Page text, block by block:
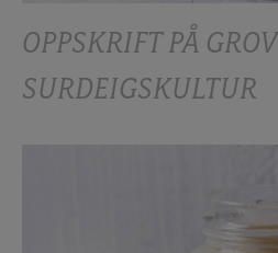
OPPSKRIFT PÅ GROV
SURDEIGSKULTUR